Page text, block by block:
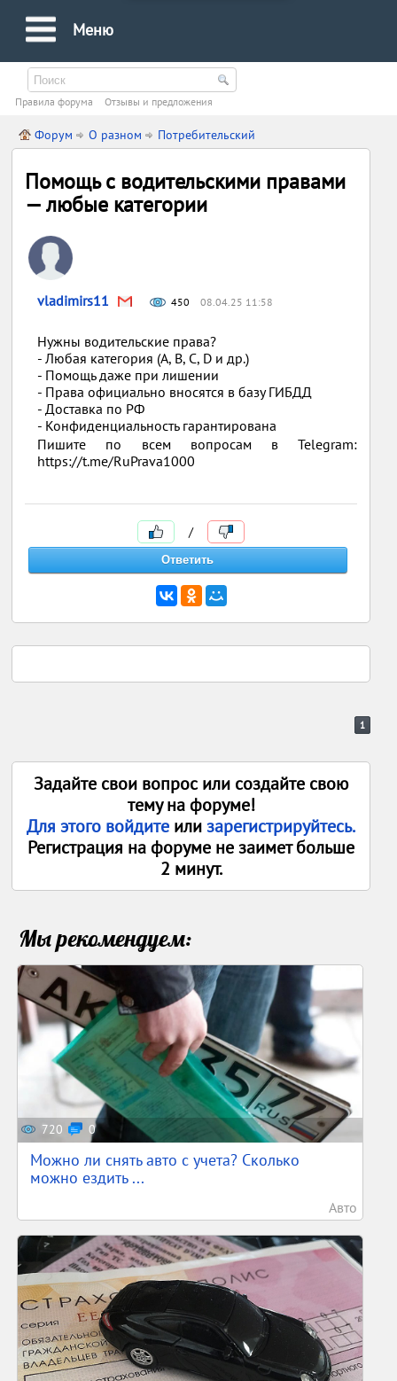
Меню
Правила форума Oтзывы и предложения
Форум О разном Потребительский
Помощь с водительскими правами
— любые категории
vladimirs11 450 08.04.25 11:58
Нужны водительские права?
- Любая категория (A, B, C, D и др.)
- Помощь даже при лишении
- Права официально вносятся в базу ГИБДД
- Доставка по РФ
- Конфиденциальность гарантирована
Пишите по всем вопросам в Telegram:
https://t.me/RuPrava1000
/
1
Задайте свои вопрос или создайте свою
тему на форуме!
Для этого войдите илизарегистрируйтесь.
Регистрация на форуме не заимет больше
2 минут.
Мы рекомендуем:
720 0
Можно ли снять авто с учета? Сколько
можно ездить ...
Авто